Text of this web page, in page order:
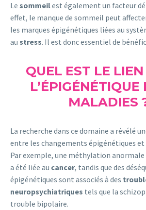
Le sommeilest également un facteur
effet, le manque de sommeil peut
les marques épigénétiques liées au
au stress. Il est donc essentiel de
QUEL EST LE
L’ÉPIGÉNÉTIQUE
MALADIES
La recherche dans ce domaine a révélé
entre les changements épigénétiques et
Par exemple, une méthylation anormale
a été liée au cancer, tandis que des
épigénétiques sont associés à des
neuropsychiatriques tels que la
trouble bipolaire.